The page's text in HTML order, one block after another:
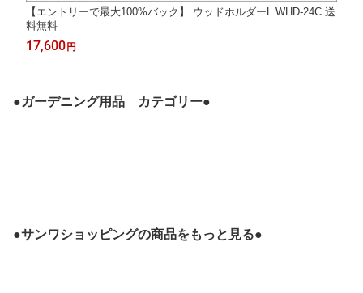
【エントリーで最大100%バック】 ウッドホルダーL WHD-24C 送
料無料
17,600 円
●ガーデニング用品 カテゴリー●
●サンワショッピングの商品をもっと見る●